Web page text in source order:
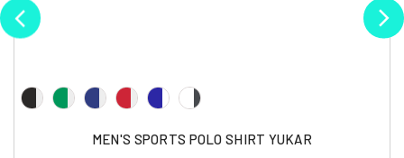
MEN'S SPORTS POLO SHIRT YUKAR